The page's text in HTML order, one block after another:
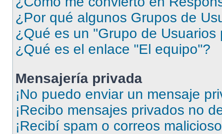
¿Por qué algunos Grupos de
¿Qué es un "Grupo de Usuarios
¿Qué es el enlace "El equipo"?
Mensajería privada
¡No puedo enviar un mensaje
¡Recibo mensajes privados no
¡Recibí spam o correos